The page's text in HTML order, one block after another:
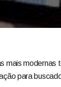
modernas
para